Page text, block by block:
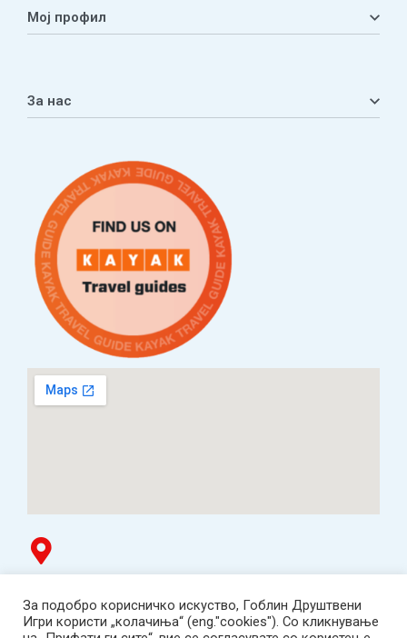
Мој профил
Листа на желби
За нас
Услови за плаќање и испорака
Наши партнери
ТЦ Буњаковец - 1. кат, Скопје.
Tел: 078 669 482
За подобро корисничко искуство, Гоблин Друштвени
Игри користи „колачиња“ (eng."cookies"). Со кликнување